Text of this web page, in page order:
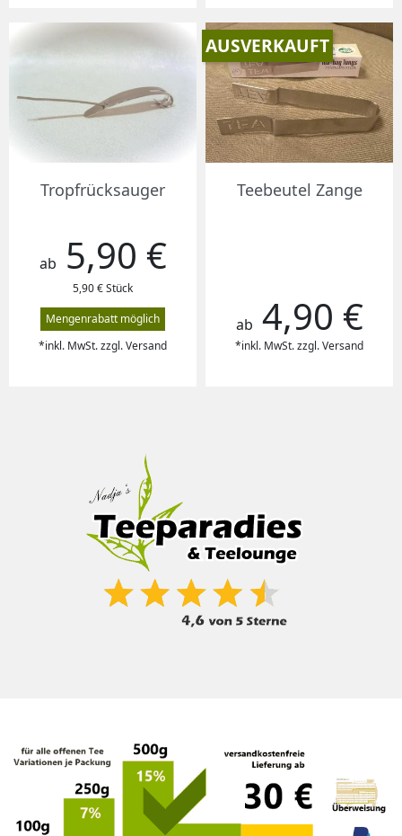
Tropfrücksauger
Preis
ab 5,90 €
5,90 € Stück
Mengenrabatt möglich
*inkl. MwSt. zzgl. Versand
Teebeutel Zange
Preis
ab 4,90 €
*inkl. MwSt. zzgl. Versand
AUSVERKAUFT